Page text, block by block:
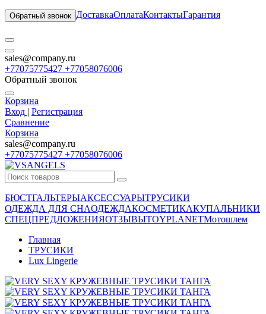
Обратный звонок ДоставкаОплатаКонтактыГарантия
sales@company.ru
+77075775427 +77058076006
Обратный звонок
Корзина
Вход | Регистрация
Сравнение
Корзина
sales@company.ru
+77075775427 +77058076006
БЮСТГАЛЬТЕРЫАКСЕССУАРЫТРУСИКИ
ОДЕЖДА ДЛЯ СНАОДЕЖДАКОСМЕТИКАКУПАЛЬНИКИ
СПЕЦПРЕДЛОЖЕНИЯОТЗЫВЫTOYPLANETМотошлем
Главная
ТРУСИКИ
Lux Lingerie